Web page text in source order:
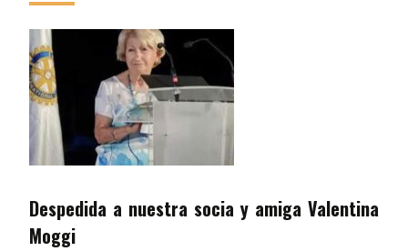
Despedida a nuestra socia y amiga Valentina
Moggi